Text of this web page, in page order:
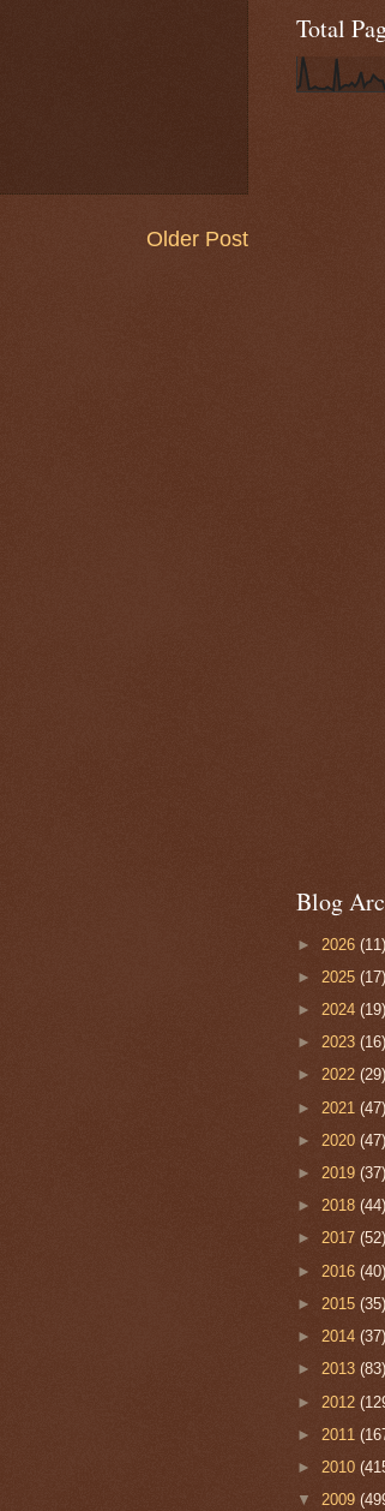
Older Post
Total
Blog
► 2026 (11)
► 2025 (17)
► 2024 (19)
► 2023 (16)
► 2022 (29)
► 2021 (47)
► 2020 (47)
► 2019 (37)
► 2018 (44)
► 2017 (52)
► 2016 (40)
► 2015 (35)
► 2014 (37)
► 2013 (83)
► 2012
► 2011
► 2010
▼ 2009